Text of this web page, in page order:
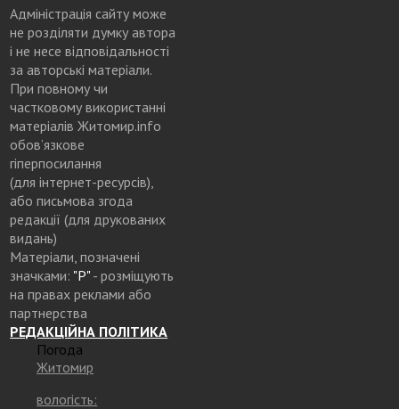
Адміністрація сайту може
не розділяти думку автора
і не несе відповідальності
за авторські матеріали.
При повному чи
частковому використанні
матеріалів Житомир.info
обов’язкове
гіперпосилання
(для інтернет-ресурсів),
або письмова згода
редакції (для друкованих
видань)
Матеріали, позначені
значками: "Р"- розміщують
на правах реклами або
партнерства
РЕДАКЦІЙНА ПОЛІТИКА
Погода
Житомир
вологість: